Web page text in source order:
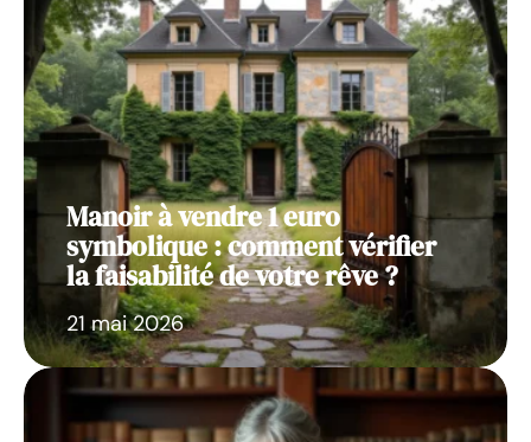
Manoir à vendre 1 euro
symbolique : comment vérifier
la faisabilité de votre rêve ?
21 mai 2026